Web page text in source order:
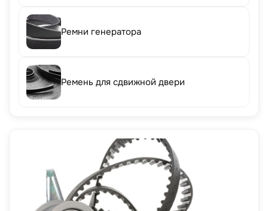
Ремни генератора
Ремень для сдвижной двери